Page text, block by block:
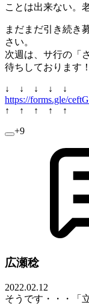
ことは出来ない。
まだまだ引き続き
さい。
次週は、サ行の「
待ちしております！
↓ ↓ ↓ ↓ ↓
https://forms.gle/
↑ ↑ ↑ ↑ ↑
+9
広瀬稔
2022.02.12
そうです・・・「